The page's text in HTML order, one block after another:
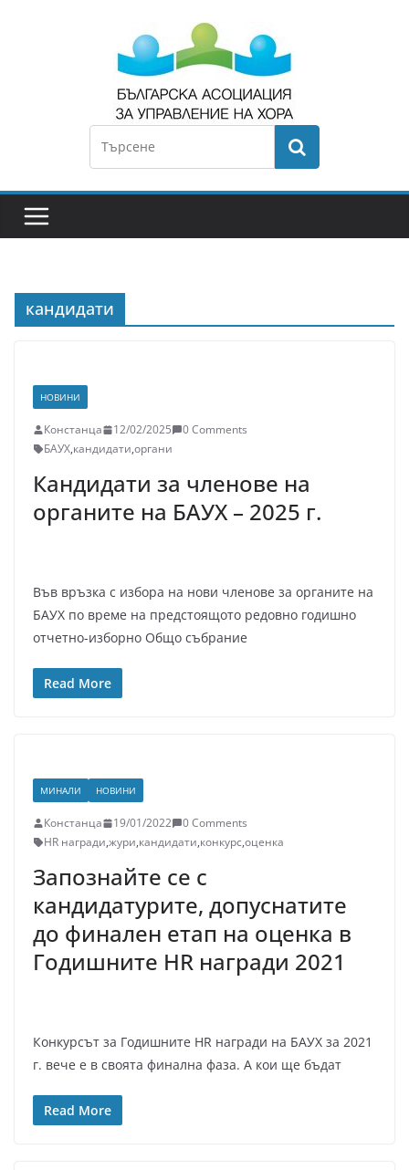
кандидати
НОВИНИ
Констанца 12/02/2025
0 Comments
БАУХ,кандидати,органи
Кандидати за членове на
органите на БАУХ – 2025 г.
Във връзка с избора на нови членове за органите на
БАУХ по време на предстоящото редовно годишно
отчетно-изборно Общо събрание
Read More
МИНАЛИ НОВИНИ
Констанца 19/01/2022
0 Comments
HR награди,жури,кандидати,конкурс,оценка
Запознайте се с
кандидатурите, допуснатите
до финален етап на оценка в
Годишните HR награди 2021
Конкурсът за Годишните HR награди на БАУХ за 2021
г. вече е в своята финална фаза. А кои ще бъдат
Read More